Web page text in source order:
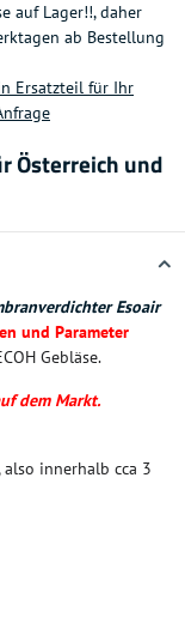
auf Lager!!, daher
ab Bestellung
Ersatzteil für Ihr
Österreich und
Esoair
und Parameter
Gebläse.
dem Markt.
also innerhalb cca 3